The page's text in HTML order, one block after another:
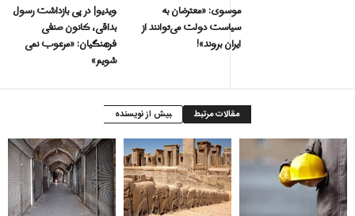
ویدیو| در پی بازداشت رسول
بداقی، کانون صنفی
فرهنگیان: «مرعوب نمی
شویم»
موسوی: «معترضان به
سیاست دولت می‌توانند از
ایران بروند»!
مقالات مرتبط بیش از نویسنده